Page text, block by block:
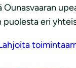
puolesta eri